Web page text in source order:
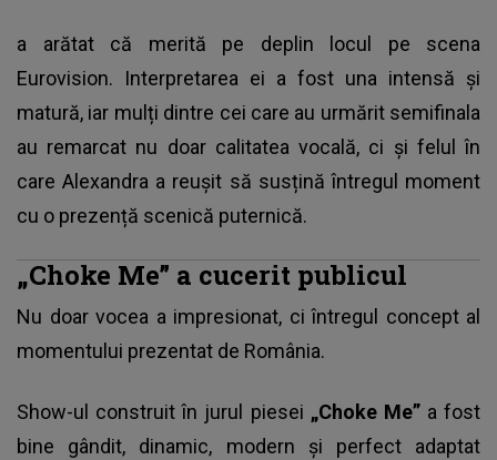
a arătat că merită pe deplin locul pe scena
Eurovision. Interpretarea ei a fost una intensă și
matură, iar mulți dintre cei care au urmărit semifinala
au remarcat nu doar calitatea vocală, ci și felul în
care Alexandra a reușit să susțină întregul moment
cu o prezență scenică puternică.
„Choke Me” a cucerit publicul
Nu doar vocea a impresionat, ci întregul concept al
momentului prezentat de România.
Show-ul construit în jurul piesei „Choke Me” a fost
bine gândit, dinamic, modern și perfect adaptat